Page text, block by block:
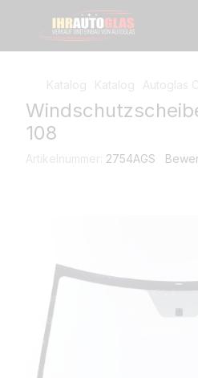
Katalog Katalog Autoglas
108
Artikelnummer: 2754AGS